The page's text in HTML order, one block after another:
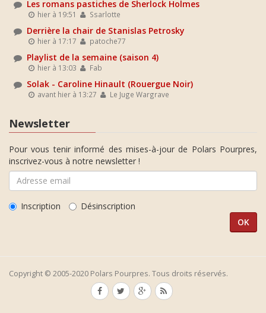
Les romans pastiches de Sherlock Holmes
hier à 19:51 Ssarlotte
Derrière la chair de Stanislas Petrosky
hier à 17:17 patoche77
Playlist de la semaine (saison 4)
hier à 13:03 Fab
Solak - Caroline Hinault (Rouergue Noir)
avant hier à 13:27 Le Juge Wargrave
Newsletter
Pour vous tenir informé des mises-à-jour de Polars Pourpres,
inscrivez-vous à notre newsletter !
Inscription Désinscription
Copyright © 2005-2020 Polars Pourpres. Tous droits réservés.